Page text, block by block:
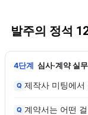
발주의 정석
4단계 심사·계약 실무
Q 제작사 미팅에서
Q 계약서는 어떤